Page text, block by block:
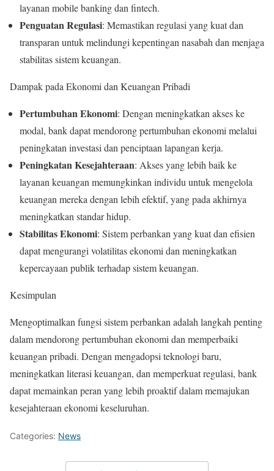
layanan mobile banking dan fintech.
Penguatan Regulasi: Memastikan regulasi yang kuat dan
transparan untuk melindungi kepentingan nasabah dan menjaga
stabilitas sistem keuangan.
Dampak pada Ekonomi dan Keuangan Pribadi
Pertumbuhan Ekonomi: Dengan meningkatkan akses ke
modal, bank dapat mendorong pertumbuhan ekonomi melalui
peningkatan investasi dan penciptaan lapangan kerja.
Peningkatan Kesejahteraan: Akses yang lebih baik ke
layanan keuangan memungkinkan individu untuk mengelola
keuangan mereka dengan lebih efektif, yang pada akhirnya
meningkatkan standar hidup.
Stabilitas Ekonomi: Sistem perbankan yang kuat dan efisien
dapat mengurangi volatilitas ekonomi dan meningkatkan
kepercayaan publik terhadap sistem keuangan.
Kesimpulan
Mengoptimalkan fungsi sistem perbankan adalah langkah penting
dalam mendorong pertumbuhan ekonomi dan memperbaiki
keuangan pribadi. Dengan mengadopsi teknologi baru,
meningkatkan literasi keuangan, dan memperkuat regulasi, bank
dapat memainkan peran yang lebih proaktif dalam memajukan
kesejahteraan ekonomi keseluruhan.
Categories: News